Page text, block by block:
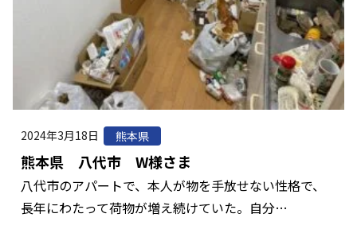
2024年3月18日 熊本県
熊本県 八代市 W様さま
八代市のアパートで、本人が物を手放せない性格で、
長年にわたって荷物が増え続けていた。自分…